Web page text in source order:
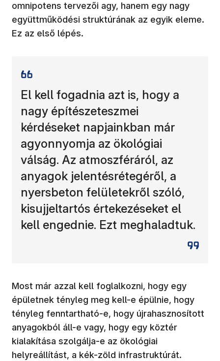
omnipotens tervezői agy, hanem egy nagy
együttműködési struktúrának az egyik eleme.
Ez az első lépés.
El kell fogadnia azt is, hogy a
nagy építészeteszmei
kérdéseket napjainkban már
agyonnyomja az ökológiai
válság. Az atmoszféráról, az
anyagok jelentésrétegéről, a
nyersbeton felületekről szóló,
kisujjeltartós értekezéseket el
kell engednie. Ezt meghaladtuk.
Most már azzal kell foglalkozni, hogy egy
épületnek tényleg meg kell-e épülnie, hogy
tényleg fenntartható-e, hogy újrahasznosított
anyagokból áll-e vagy, hogy egy köztér
kialakítása szolgálja-e az ökológiai
helyreállítást, a kék-zöld infrastruktúrát.